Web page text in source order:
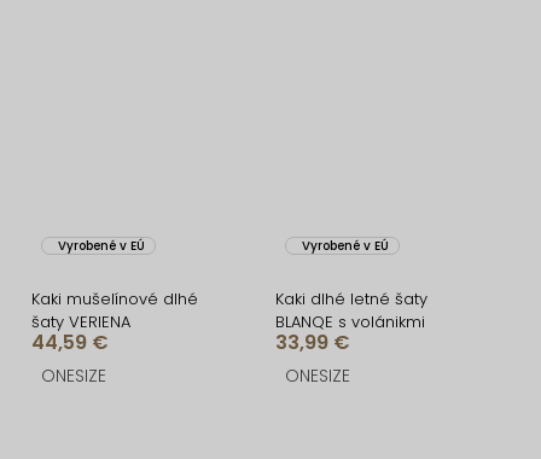
Vyrobené v EÚ
Kaki mušelínové dlhé
šaty VERIENA
44,59 €
ONESIZE
Vyrobené v EÚ
Kaki dlhé letné šaty
BLANQE s volánikmi
33,99 €
ONESIZE